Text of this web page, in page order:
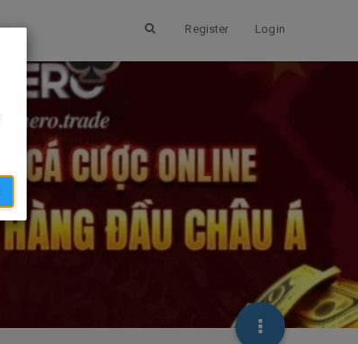
Register Login